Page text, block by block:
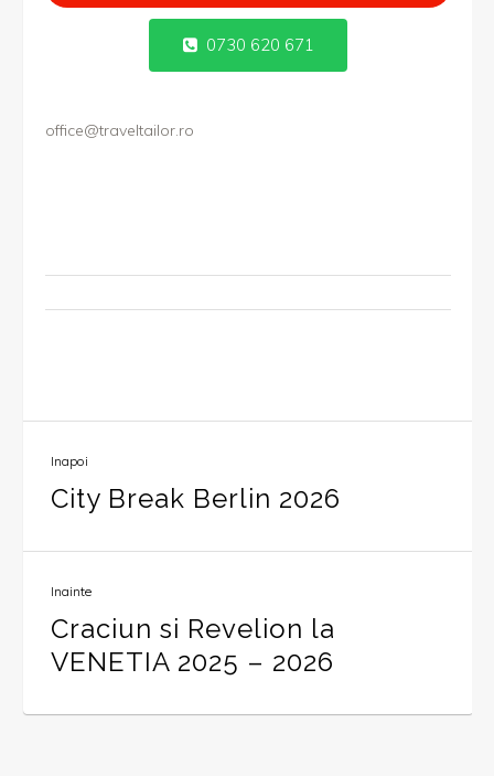
0730 620 671
office@traveltailor.ro
Inapoi
City Break Berlin 2026
Inainte
Craciun si Revelion la
VENETIA 2025 – 2026